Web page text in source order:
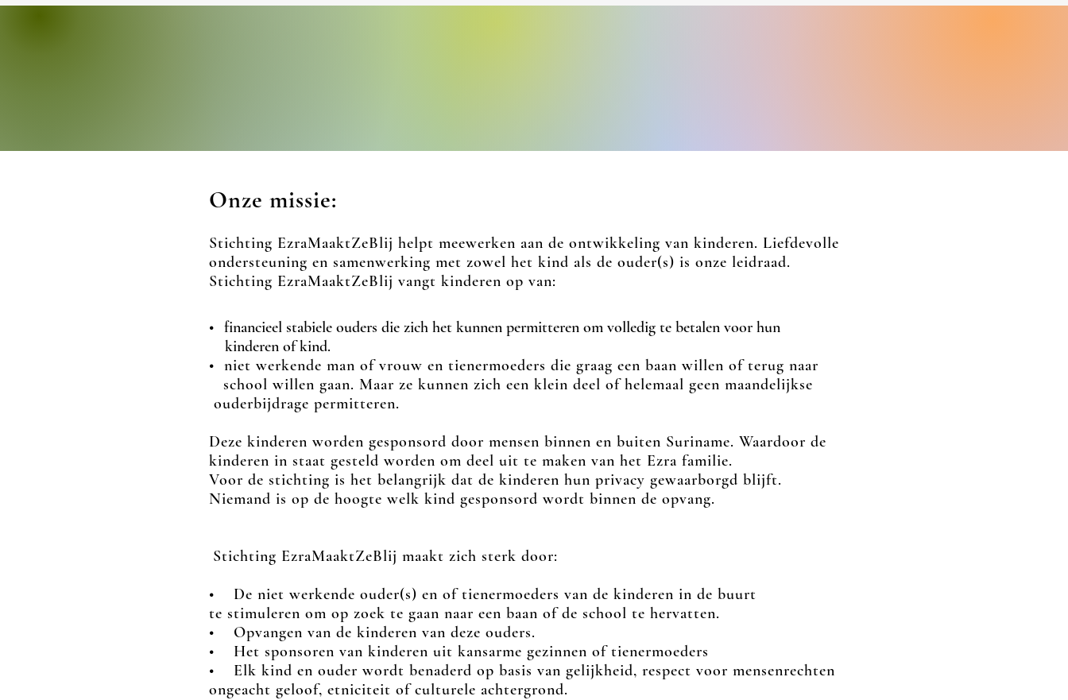
Onze missie:
Stichting EzraMaaktZeBlij helpt meewerken aan de ontwikkeling van kinderen. Liefdevolle
ondersteuning en samenwerking met zowel het kind als de ouder(s) is onze leidraad.
Stichting EzraMaaktZeBlij vangt kinderen op van:
• financieel stabiele ouders die zich het kunnen permitteren om volledig te betalen voor hun
kinderen of kind.
• niet werkende man of vrouw en tienermoeders die graag een baan willen of terug naar
school willen gaan. Maar ze kunnen zich een klein deel of helemaal geen maandelijkse
ouderbijdrage permitteren.
Deze kinderen worden gesponsord door mensen binnen en buiten Suriname. Waardoor de
kinderen in staat gesteld worden om deel uit te maken van het Ezra familie.
Voor de stichting is het belangrijk dat de kinderen hun privacy gewaarborgd blijft.
Niemand is op de hoogte welk kind gesponsord wordt binnen de opvang.
Stichting EzraMaaktZeBlij maakt zich sterk door:
• De niet werkende ouder(s) en of tienermoeders van de kinderen in de buurt
te stimuleren om op zoek te gaan naar een baan of de school te hervatten.
• Opvangen van de kinderen van deze ouders.
• Het sponsoren van kinderen uit kansarme gezinnen of tienermoeders
• Elk kind en ouder wordt benaderd op basis van gelijkheid, respect voor mensenrechten
ongeacht geloof, etniciteit of culturele achtergrond.